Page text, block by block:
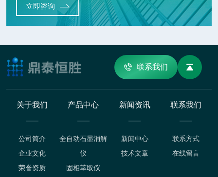
立即咨询
联系我们
关于我们
公司简介
企业文化
荣誉资质
产品中心
全自动石墨消解
仪
固相萃取仪
新闻资讯
新闻中心
技术文章
联系我们
联系方式
在线留言